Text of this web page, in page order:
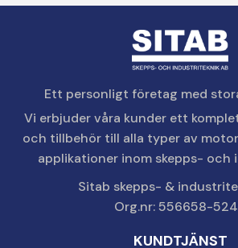
Ett personligt företag med
Vi erbjuder våra kunder ett
och tillbehör till alla typer av
applikationer inom skepps- och
Sitab skepps- &
Org.nr: 556658-
KUNDTJÄNST